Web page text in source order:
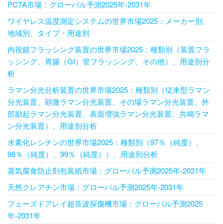
PCTA市場：グローバル予測2025年-2031年
ワイヤレス温度測定システムの世界市場2025：メーカー別、
地域別、タイプ・用途別
内視鏡フラッシング装置の世界市場2025：種類別（装置フラ
ッシング、胃腸（GI）管フラッシング、その他）、用途別分
析
ラマン分光分析装置の世界市場2025：種類別（従来型ラマン
分光装置、顕微ラマン分光装置、その場ラマン分光装置、外
部励起ラマン分光装置、表面増強ラマン分光装置、共鳴ラマ
ン分光装置）、用途別分析
水素化レシチンの世界市場2025：種類別（97％（純度）、
98％（純度）、99％（純度））、用途別分析
蒸気腐食防止剤包装紙市場：グローバル予測2025年-2031年
天然クレアチン市場：グローバル予測2025年-2031年
フェーズドアレイ超音波探傷機市場：グローバル予測2025
年-2031年